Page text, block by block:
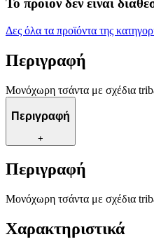
Το προϊόν δεν ειναι
Δες όλα τα προϊόντα της
Περιγραφή
Μονόχωρη τσάντα με σχέδια
Περιγραφή
+
Περιγραφή
Μονόχωρη τσάντα με σχέδια
Χαρακτηριστικά